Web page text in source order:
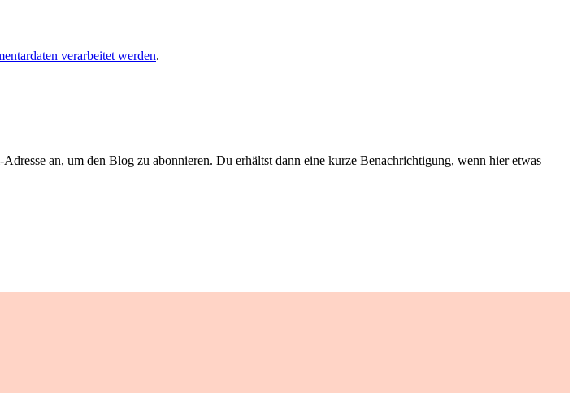
verarbeitet werden.
an, um den Blog zu abonnieren. Du erhältst dann eine kurze Benachrichtigung, wenn hier etwas